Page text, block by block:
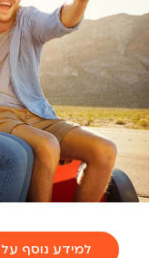
למידע נוסף